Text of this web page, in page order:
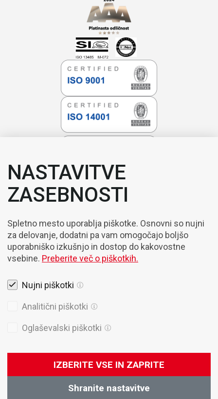
NASTAVITVE
ZASEBNOSTI
Spletno mesto uporablja piškotke. Osnovni so nujni
za delovanje, dodatni pa vam omogočajo boljšo
uporabniško izkušnjo in dostop do kakovostne
vsebine. Preberite več o piškotkih.
Nujni piškotki
Analitični piškotki
Oglaševalski piškotki
IZBERITE VSE IN ZAPRITE
Shranite nastavitve